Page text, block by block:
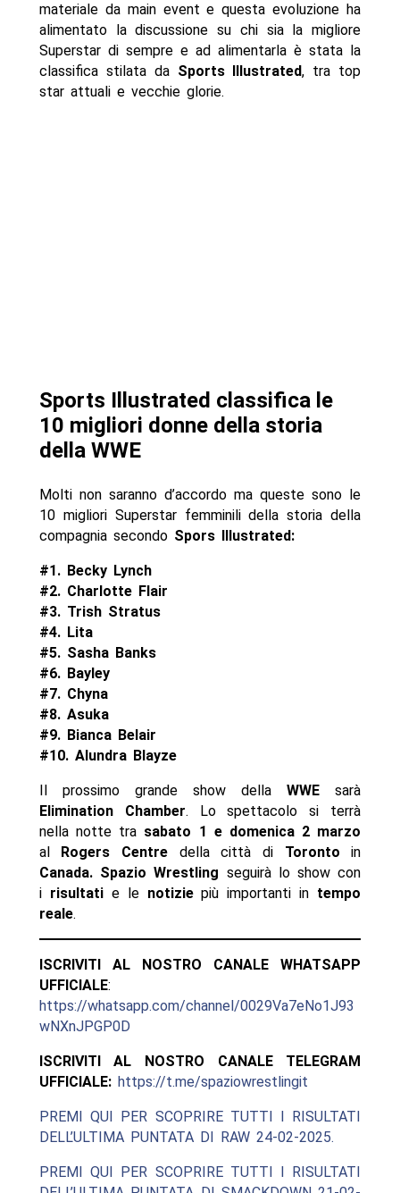
materiale da main event e questa evoluzione ha
alimentato la discussione su chi sia la migliore
Superstar di sempre e ad alimentarla è stata la
classifica stilata da Sports Illustrated, tra top
star attuali e vecchie glorie.
Sports Illustrated classifica le
10 migliori donne della storia
della WWE
Molti non saranno d’accordo ma queste sono le
10 migliori Superstar femminili della storia della
compagnia secondo Spors Illustrated:
#1. Becky Lynch
#2. Charlotte Flair
#3. Trish Stratus
#4. Lita
#5. Sasha Banks
#6. Bayley
#7. Chyna
#8. Asuka
#9. Bianca Belair
#10. Alundra Blayze
Il prossimo grande show dellaWWE sarà
Elimination Chamber. Lo spettacolo si terrà
nella notte tra sabato 1 e domenica 2 marzo
al
Rogers Centre della città di Toronto in
Canada. Spazio Wrestling seguirà lo show con
i risultatie le notiziepiù importanti in tempo
reale.
ISCRIVITI AL NOSTRO CANALE WHATSAPP
UFFICIALE:
https://whatsapp.com/channel/0029Va7eNo1J93
wNXnJPGP0D
ISCRIVITI AL NOSTRO CANALE TELEGRAM
UFFICIALE: https://t.me/spaziowrestlingit
PREMI QUI PER SCOPRIRE TUTTI I RISULTATI
DELL’ULTIMA PUNTATA DI RAW 24-02-2025.
PREMI QUI PER SCOPRIRE TUTTI I RISULTATI